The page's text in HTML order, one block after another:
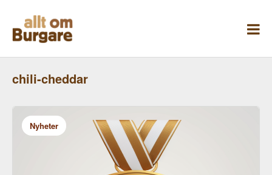
innehåll
chili-cheddar
Nyheter